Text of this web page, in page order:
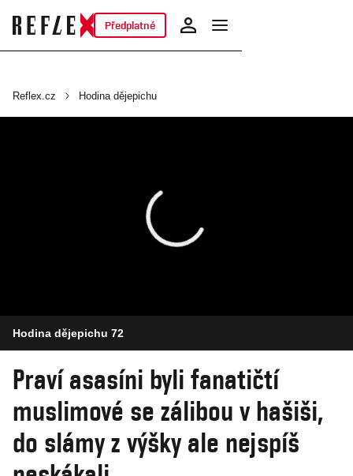
Předplatné
Reflex.cz Hodina dějepichu
Hodina dějepichu 72
Praví asasíni byli fanatičtí
muslimové se zálibou v hašiši,
do slámy z výšky ale nejspíš